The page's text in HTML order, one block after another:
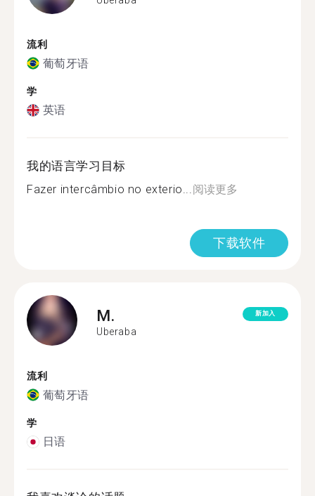
流利
葡萄牙语
学
英语
我的语言学习目标
Fazer intercâmbio no exterio...阅读更多
下载软件
M.
Uberaba
新加入
流利
葡萄牙语
学
日语